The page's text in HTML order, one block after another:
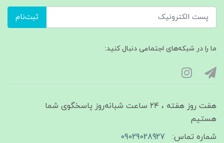
ثبت‌نام
ما را در شبکه‌های اجتماعی دنبال کنید:
هفت روز هفته ، ۲۴ ساعت شبانه‌روز پاسخگوی شما
هستیم
شماره تماس:
09029028927